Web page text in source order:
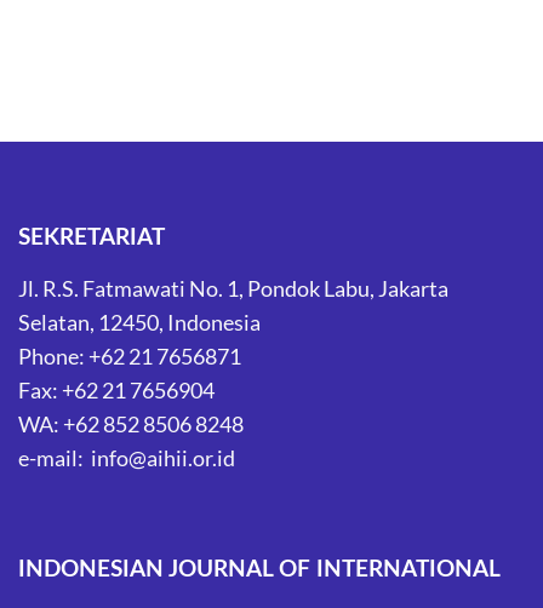
SEKRETARIAT
Jl. R.S. Fatmawati No. 1, Pondok Labu, Jakarta
Selatan, 12450, Indonesia
Phone: +62 21 7656871
Fax: +62 21 7656904
WA: +62 852 8506 8248
e-mail: info@aihii.or.id
INDONESIAN JOURNAL OF INTERNATIONAL